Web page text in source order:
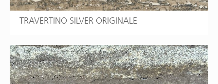
TRAVERTINO SILVER ORIGINALE